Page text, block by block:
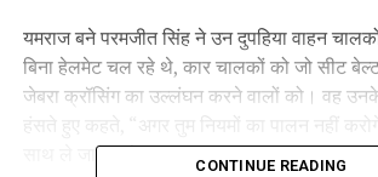
यमराज बने परमजीत सिंह ने उन दुपहिया वाहन
बिना हेलमेट चल रहे थे, कार चालकों को जो सीट
जेबरा क्रॉसिंग का उल्लंघन करने वालों को। वह
साथ ले जाना पड़ेगा।”
CONTINUE READING